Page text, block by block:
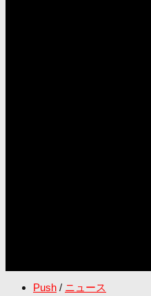
Push / ニュース